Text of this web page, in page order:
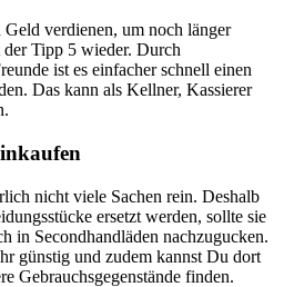
verdienen, um noch länger
der Tipp 5 wieder. Durch
ist es einfacher schnell einen
Das kann als Kellner, Kassierer
nicht viele Sachen rein. Deshalb
ersetzt werden, sollte sie
in Secondhandläden nachzugucken.
günstig und zudem kannst Du dort
Gebrauchsgegenstände finden.